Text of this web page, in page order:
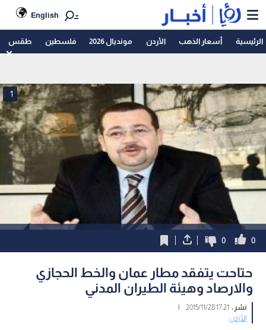
English
الرئيسية أسعار الذهب الأردن مونديال 2026 فلسطين طقس
1
0
0
حتاحت يتفقد مطار عمان والخط الحجازي
والارصاد وهيئة الطيران المدني
نشر : 17:21 2015/11/28
|
الأردن